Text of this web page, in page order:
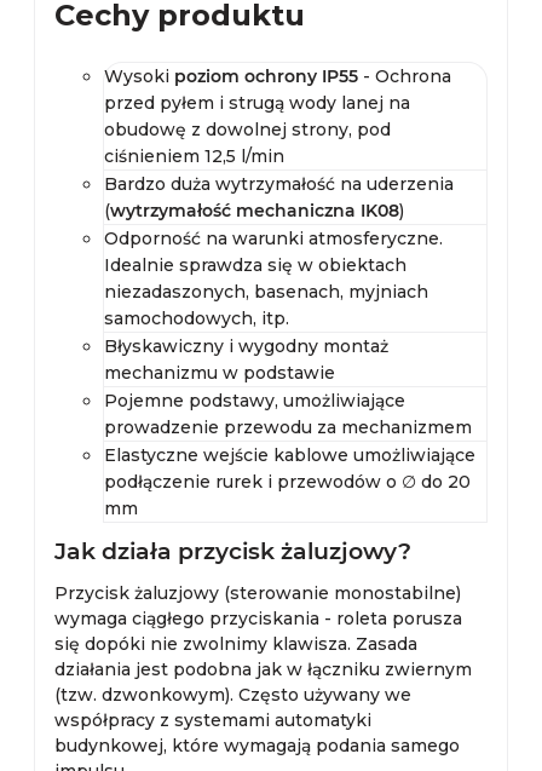
Cechy produktu
Wysoki poziom ochrony IP55 - Ochrona
przed pyłem i strugą wody lanej na
obudowę z dowolnej strony, pod
ciśnieniem 12,5 l/min
Bardzo duża wytrzymałość na uderzenia
(wytrzymałość mechaniczna IK08)
Odporność na warunki atmosferyczne.
Idealnie sprawdza się w obiektach
niezadaszonych, basenach, myjniach
samochodowych, itp.
Błyskawiczny i wygodny montaż
mechanizmu w podstawie
Pojemne podstawy, umożliwiające
prowadzenie przewodu za mechanizmem
Elastyczne wejście kablowe umożliwiające
podłączenie rurek i przewodów o ∅ do 20
mm
Jak działa przycisk żaluzjowy?
Przycisk żaluzjowy (sterowanie monostabilne)
wymaga ciągłego przyciskania - roleta porusza
się dopóki nie zwolnimy klawisza. Zasada
działania jest podobna jak w łączniku zwiernym
(tzw. dzwonkowym). Często używany we
współpracy z systemami automatyki
budynkowej, które wymagają podania samego